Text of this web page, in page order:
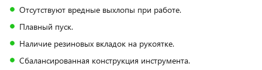
Отсутствуют вредные выхлопы при работе.
Плавный пуск.
Наличие резиновых вкладок на рукоятке.
Сбалансированная конструкция инструмента.